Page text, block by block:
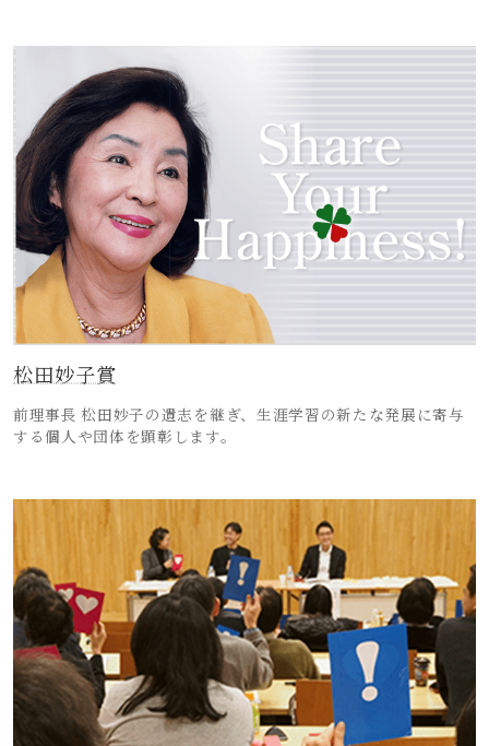
松田妙子賞
前理事長 松田妙子の遺志を継ぎ、生涯学習の新たな発展に寄与
する個人や団体を顕彰します。